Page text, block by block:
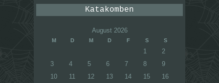
Katakomben
August 2026
M D M D F S S
1
2
3
4 5 6 7 8
9
10
11 12 13 14 15
16